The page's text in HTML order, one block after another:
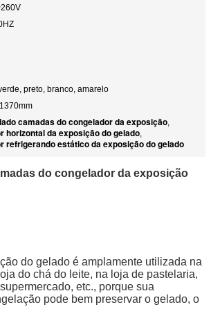
preto, branco, amarelo
camadas do congelador da exposição,
horizontal da exposição do gelado,
refrigerando estático da exposição do gelado
do congelador da exposição
do gelado é amplamente utilizada na
do chá do leite, na loja de pastelaria,
etc., porque sua
pode bem preservar o gelado, o